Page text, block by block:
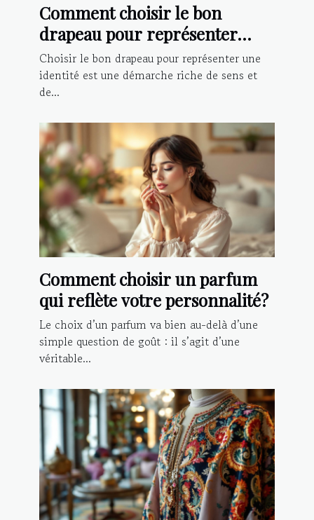
Comment choisir le bon
drapeau pour représenter
votre identité?
Choisir le bon drapeau pour représenter une
identité est une démarche riche de sens et
de...
Comment choisir un parfum
qui reflète votre personnalité?
Le choix d’un parfum va bien au-delà d’une
simple question de goût : il s’agit d’une
véritable...